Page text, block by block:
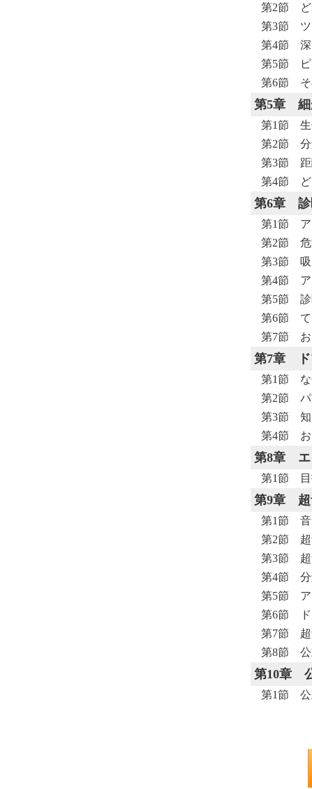
第2節 ど
第3節 ツ
第4節 深
第5節 ピ
第6節 そ
第5章
第1節 生
第2節 分
第3節 距
第4節 ど
第6章
第1節 ア
第2節
第3節
第4節 ア
第5節 診
第6節 て
第7節 お
第7章
第1節
第2節
第3節 知
第4節 お
第8章
第1節 目
第9章
第1節 音
第2節 超
第3節 超
第4節 分
第5節 ア
第6節 ド
第7節 超
第8節 公
第10章
第1節 公